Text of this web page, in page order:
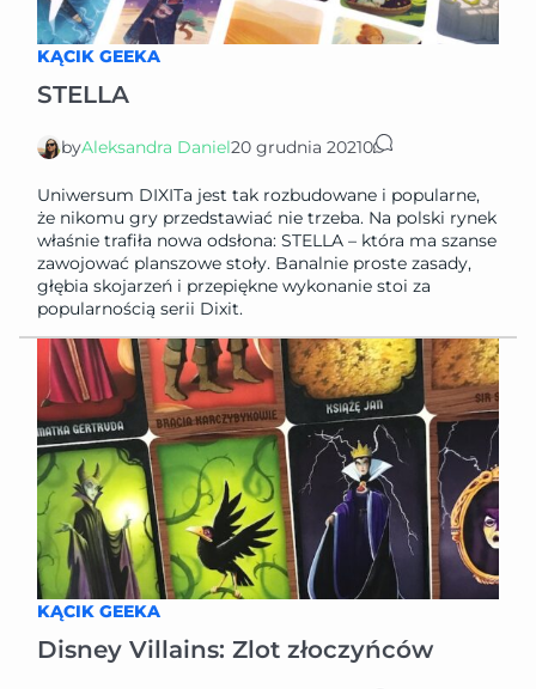
KĄCIK GEEKA
STELLA
byAleksandra Daniel20 grudnia 20210
Uniwersum DIXITa jest tak rozbudowane i popularne,
że nikomu gry przedstawiać nie trzeba. Na polski rynek
właśnie trafiła nowa odsłona: STELLA – która ma szanse
zawojować planszowe stoły. Banalnie proste zasady,
głębia skojarzeń i przepiękne wykonanie stoi za
popularnością serii Dixit.
KĄCIK GEEKA
Disney Villains: Zlot złoczyńców